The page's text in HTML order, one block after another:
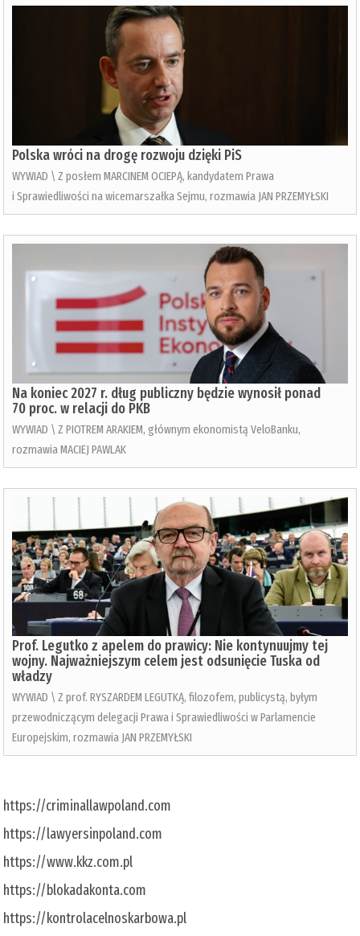
Polska wróci na drogę rozwoju dzięki PiS
WYWIAD \ Z posłem MARCINEM OCIEPĄ, kandydatem Prawa
i Sprawiedliwości na wicemarszałka Sejmu, rozmawia JAN PRZEMYŁSKI
Na koniec 2027 r. dług publiczny będzie wynosił ponad
70 proc. w relacji do PKB
WYWIAD \ Z PIOTREM ARAKIEM, głównym ekonomistą VeloBanku,
rozmawia MACIEJ PAWLAK
Prof. Legutko z apelem do prawicy: Nie kontynuujmy tej
wojny. Najważniejszym celem jest odsunięcie Tuska od
władzy
WYWIAD \ Z prof. RYSZARDEM LEGUTKĄ, filozofem, publicystą, byłym
przewodniczącym delegacji Prawa i Sprawiedliwości w Parlamencie
Europejskim, rozmawia JAN PRZEMYŁSKI
https://criminallawpoland.com
https://lawyersinpoland.com
https://www.kkz.com.pl
https://blokadakonta.com
https://kontrolacelnoskarbowa.pl